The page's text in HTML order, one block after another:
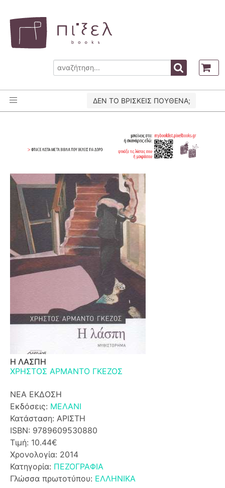
ΔΕΝ ΤΟ ΒΡΙΣΚΕΙΣ ΠΟΥΘΕΝΑ;
Η ΛΑΣΠΗ
ΧΡΗΣΤΟΣ ΑΡΜΑΝΤΟ ΓΚΕΖΟΣ
ΝΕΑ ΕΚΔΟΣΗ
Εκδόσεις: ΜΕΛΑΝΙ
Κατάσταση: ΑΡΙΣΤΗ
ISBN: 9789609530880
Τιμή: 10.44€
Χρονολογία: 2014
Κατηγορία: ΠΕΖΟΓΡΑΦΙΑ
Γλώσσα πρωτοτύπου: ΕΛΛΗΝΙΚΑ